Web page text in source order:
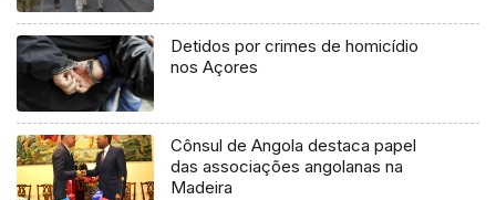
Detidos por crimes de homicídio
nos Açores
Cônsul de Angola destaca papel
das associações angolanas na
Madeira